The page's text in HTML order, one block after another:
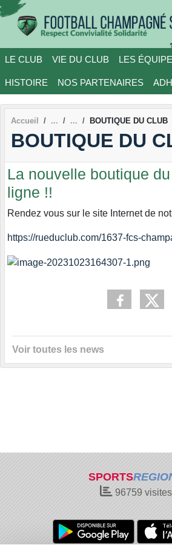
LE CLUB VIE DU CLUB LES
HISTOIRE NOS PARTENAIRES
Accueil BOUTIQUE DU CLUB
BOUTIQUE DU
La nouvelle boutique
ligne !!
Rendez vous sur le site Internet de
https://rueduclub.com/1637-fcs-
Voir toutes les news
SPORTS
96759 visites
Panneau de gestion des cookies